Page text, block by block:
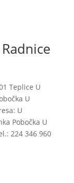
Teplice U
U
U
Pobočka U
224 346 960